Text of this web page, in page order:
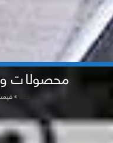
محصولات
»